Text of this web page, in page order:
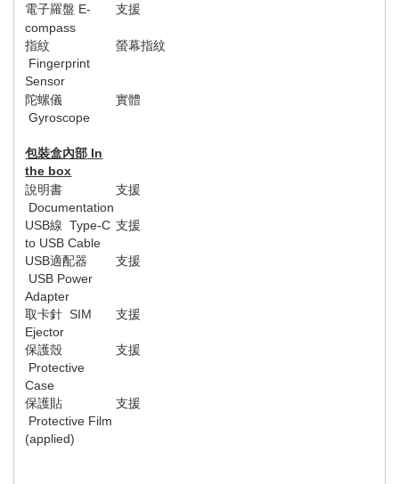
電子羅盤 E-
compass
支援
指紋
Fingerprint
Sensor
螢幕指紋
陀螺儀
Gyroscope
實體
包裝盒內部 In
the box
說明書
Documentation
支援
USB線 Type-C
to USB Cable
支援
USB適配器
USB Power
Adapter
支援
取卡針 SIM
Ejector
支援
保護殼
Protective
Case
支援
保護貼
Protective Film
(applied)
支援